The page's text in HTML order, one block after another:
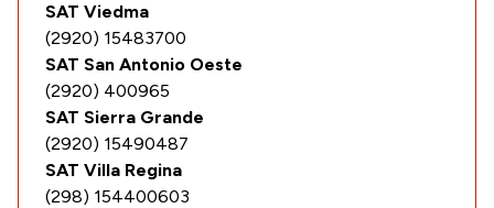
SAT Viedma
(2920) 15483700
SAT San Antonio Oeste
(2920) 400965
SAT Sierra Grande
(2920) 15490487
SAT Villa Regina
(298) 154400603